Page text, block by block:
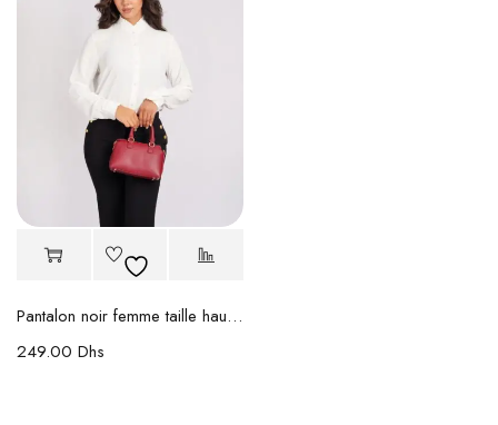
Pantalon noir femme taille haute en crêpe
249.00 Dhs